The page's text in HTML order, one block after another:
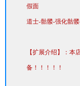
假面
道士-骷髅-强化骷
【扩展介绍】：本
备！！！！！